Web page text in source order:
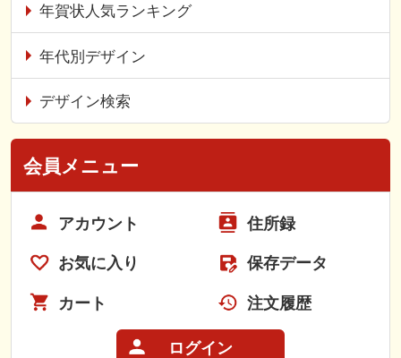
年賀状人気ランキング
年代別デザイン
デザイン検索
会員メニュー
アカウント 住所録
お気に入り 保存データ
カート 注文履歴
ログイン